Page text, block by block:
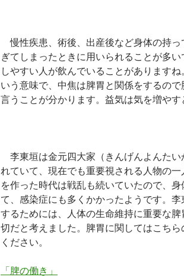
慢性疾患、術後、出産後など身体の持っ
ぎてしまったときに用いられることが多
しやすい人が飲んでいることがあります
いう意味で、中焦は脾胃と関係をするの
言うことが分かります。益気は気を増やす
李東垣は金元四大家（きんげんよんたい
れていて、現在でも重要視される人物の
を作った時代は戦乱も続いていたので、
て、感染症にも多くかかったようです。
するためには、人体の生命維持に重要な
切だと考えました。脾胃に関してはこち
ください。
「脾の働き」